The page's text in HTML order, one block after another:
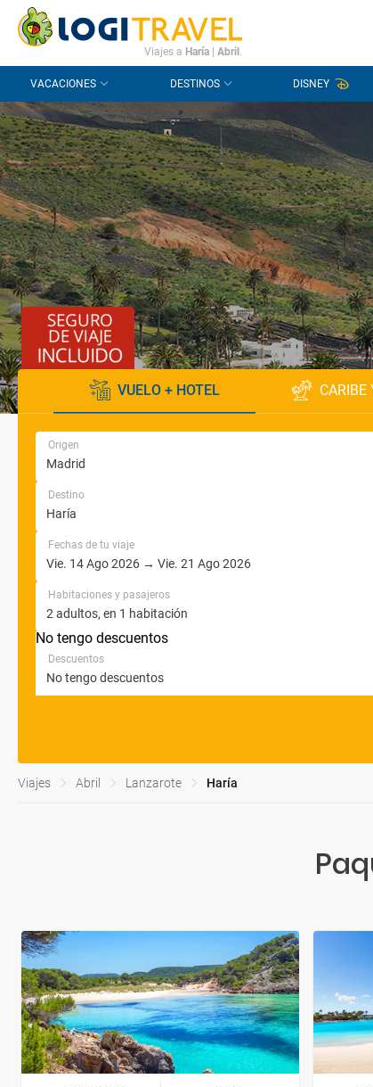
CONTACTO PREGUNTAS FRECUENTES
Viajes a Haría| Abril .
VACACIONES DESTINOS DISNEY
VUELO + HOTEL CARIBE
Origen
Destino
Fechas de tu viaje
Habitaciones y pasajeros
No tengo descuentos
Descuentos
Viajes Abril Lanzarote Haría